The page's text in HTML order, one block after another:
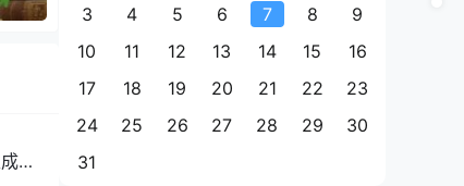
3
4 5 6 7 8
9
10
11 12 13 14 15
16
17
18 19 20 21 22
23
24
25 26 27 28 29
30
31